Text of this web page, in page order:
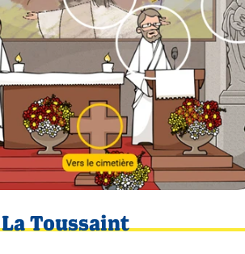
La Toussaint